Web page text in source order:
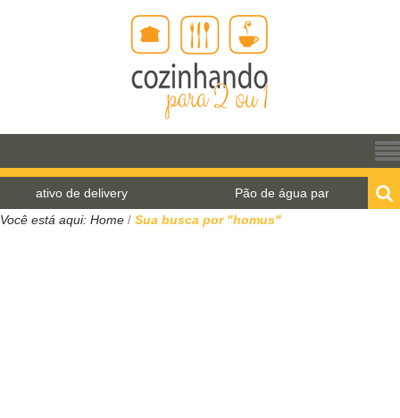
Pão de água para o World Bread Day 2021
Você está aqui: Home / Sua busca por "homus"